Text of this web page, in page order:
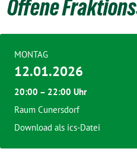
Offene
MONTAG
12.01.2026
20:00 – 22:00 Uhr
Raum Cunersdorf
Download als ics-Datei